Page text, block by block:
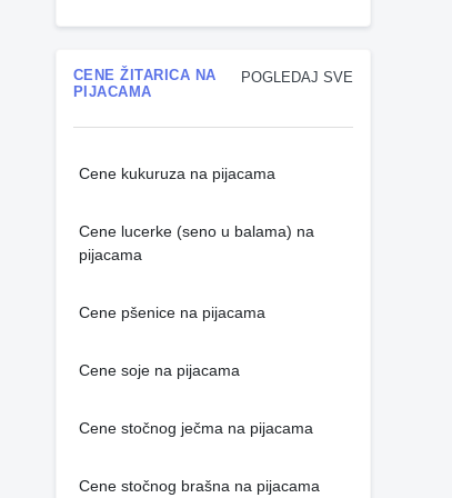
POGLEDAJ SVE
CENE ŽITARICA NA
PIJACAMA
Cene kukuruza na pijacama
Cene lucerke (seno u balama) na
pijacama
Cene pšenice na pijacama
Cene soje na pijacama
Cene stočnog ječma na pijacama
Cene stočnog brašna na pijacama